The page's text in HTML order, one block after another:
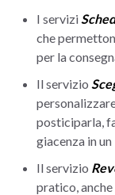
I servizi
che
per la
Il servizio
posticiparla,
giacenza in
Il servizio
pratico,